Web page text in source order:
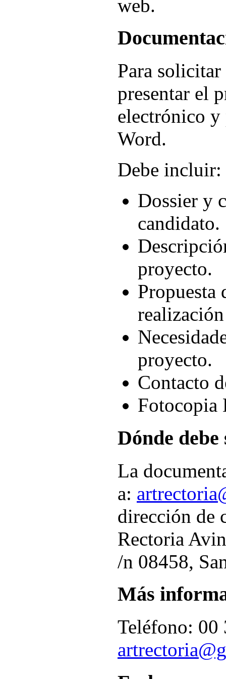
web.
Para solicitar
presentar el
electrónico
Word.
Debe incluir:
Dossier y
candidato.
proyecto.
Propuesta
proyecto.
Contacto
Fotocopia
Dónde
La
a:
dirección de
Rectoria
/n 08458,
Más
Teléfono: